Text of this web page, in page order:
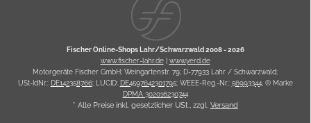
Fischer Online-Shops Lahr/Schwarzwald 2008 -2026
www.fischer-lahr.de| www.yerd.de
Motorgeräte Fischer GmbH; Weingartenstr. 79; D-77933 Lahr / Schwarzwald;
USt-IdNr.: DE142358766; LUCID: DE4597642301795; WEEE-Reg.-Nr.: 56993344, ® Marke
DPMA 302016230744
* Alle Preise inkl. gesetzlicher USt., zzgl. Versand